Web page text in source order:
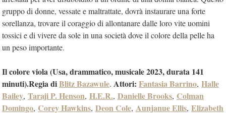
gruppo di donne, vessate e maltrattate, dovrà instaurare una forte
sorellanza, trovare il coraggio di allontanare dalle loro vite uomini
tossici e di vivere da sole in una società dove il colore della pelle ha
un peso importante.
Il colore viola (Usa, drammatico,musicale2023, durata 141
minuti).Regia diBlitz Bazawule. Attori: Fantasia Barrino, Halle
Bailey, Taraji P. Henson, H.E.R., Danielle Brooks, Colman
Domingo, Corey Hawkins, Deon Cole, Aunjanue Ellis, Elizabeth